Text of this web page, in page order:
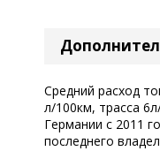
Средний расход
л/100км, трасса
Германии с 2011
последнего